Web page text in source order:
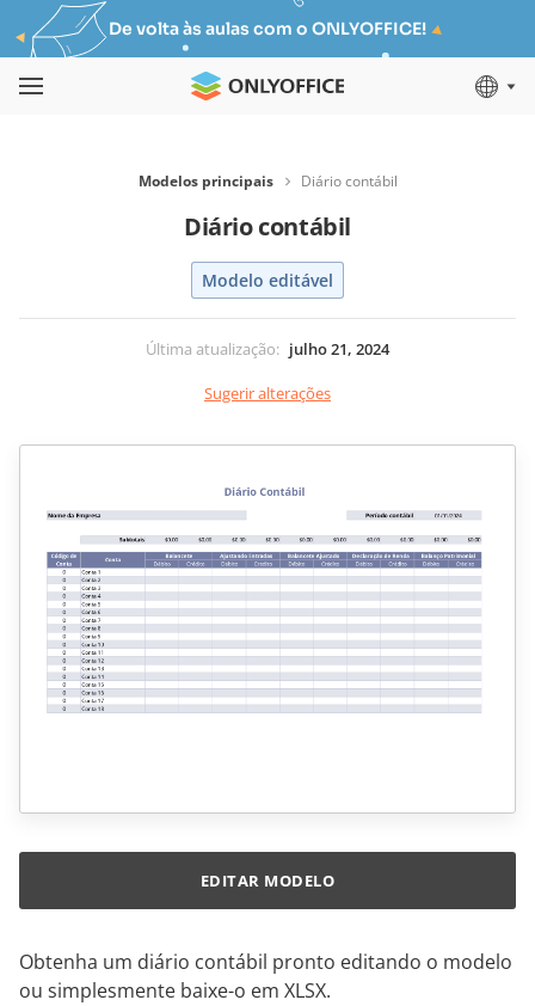
De volta às aulas com o ONLYOFFICE!
Modelos principais Diário contábil
Diário contábil
Modelo editável
Última atualização: julho 21, 2024
Sugerir alterações
Obtenha um diário contábil pronto editando o modelo
ou simplesmente baixe-o em XLSX.
EDITAR MODELO